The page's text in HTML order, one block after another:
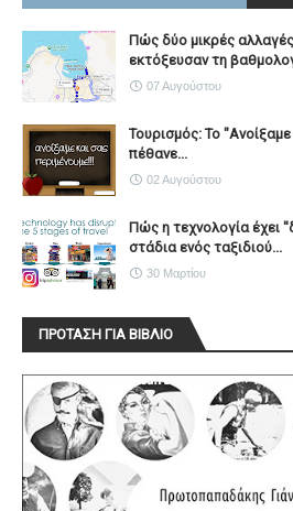
Πώς δύο μικρές
εκτόξευσαν τη
07 Αυγούστου
Τουρισμός: Το
πέθανε...
02 Αυγούστου
Πώς η τεχνολογία έχει
στάδια ενός ταξιδιού...
30 Μαρτίου
ΠΡΟΤΑΣΗ ΓΙΑ ΒΙΒΛΙΟ